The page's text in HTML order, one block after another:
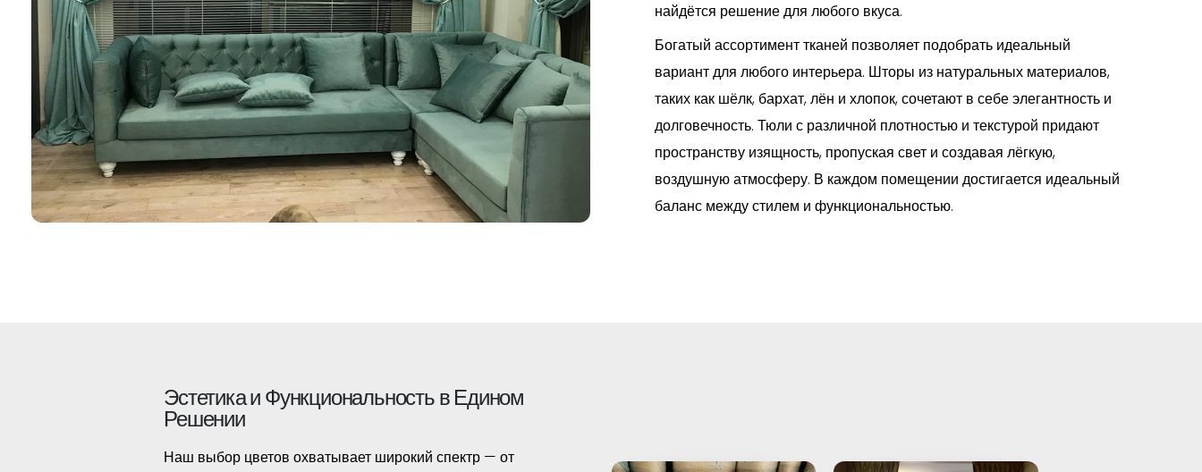
найдётся решение для любого вкуса.
Богатый ассортимент тканей позволяет подобрать идеальный
вариант для любого интерьера. Шторы из натуральных материалов,
таких как шёлк, бархат, лён и хлопок, сочетают в себе элегантность и
долговечность. Тюли с различной плотностью и текстурой придают
пространству изящность, пропуская свет и создавая лёгкую,
воздушную атмосферу. В каждом помещении достигается идеальный
баланс между стилем и функциональностью.
Эстетика и Функциональность в Едином
Решении
Наш выбор цветов охватывает широкий спектр — от